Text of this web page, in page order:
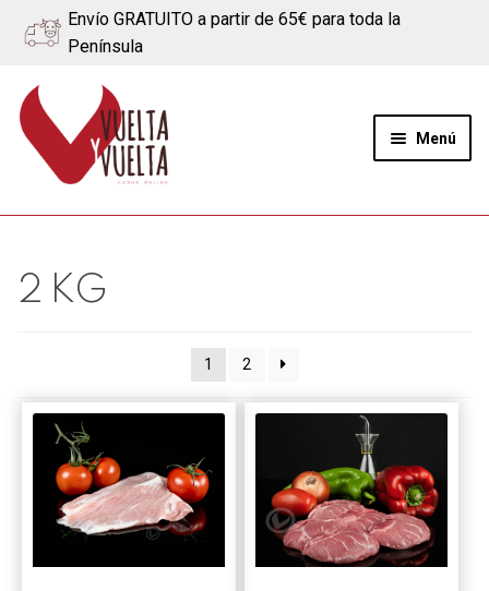
Envío GRATUITO a partir de 65€ para toda la
Península
Ir
a
navegación
Ir
al
contenido
Menú
Quiénes somos
Ternera
Contacto
Mi cuenta
2 KG
1 2